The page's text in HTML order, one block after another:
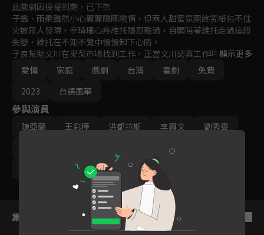
此戲劇因授權到期，已下架
子鑑、雨柔雖然小心翼翼隱瞞戀情，但兩人甜蜜氛圍終究紙包不住
火被眾人發現，辛琦珊心疼維托隱忍難過，自願陪著維托走過這段
失戀，維托在不知不覺中慢慢卸下心防。
子良幫助文川在果菜市場找到工作，正當文川認真工作時，昔日共
同討債的好友剪刀出現，要他回來合作，但文川不願再走回頭路，
被拒絕的剪刀竟然去學校接走喵喵，讓玉慧和子良心急如焚。
曼柔在總經理強尼的考驗與辛蒂的助攻之下順利成為總管理部經
始對曼柔產生不信任，甚至影響了自己的工作，業績一落千丈。
顯示更多
愛情
家庭 戲劇 台灣 喜劇
免費
2023
台語風華
參與演員
陳亞蘭 王彩樺 洪都拉斯 李興文
劉秀雯
潘映竹 劉育仁 鄭芯恩
集數列表